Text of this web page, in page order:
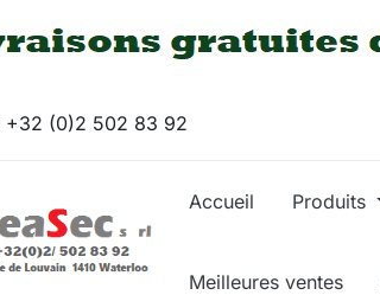
+32 (0)2 502 83 92
Accueil Produits
Meilleures ventes